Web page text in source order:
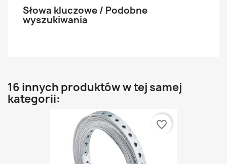
Słowa kluczowe / Podobne
wyszukiwania
16 innych produktów w tej samej
kategorii:
favorite_border